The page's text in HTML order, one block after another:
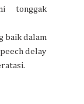
tonggak
baik dalam
delay